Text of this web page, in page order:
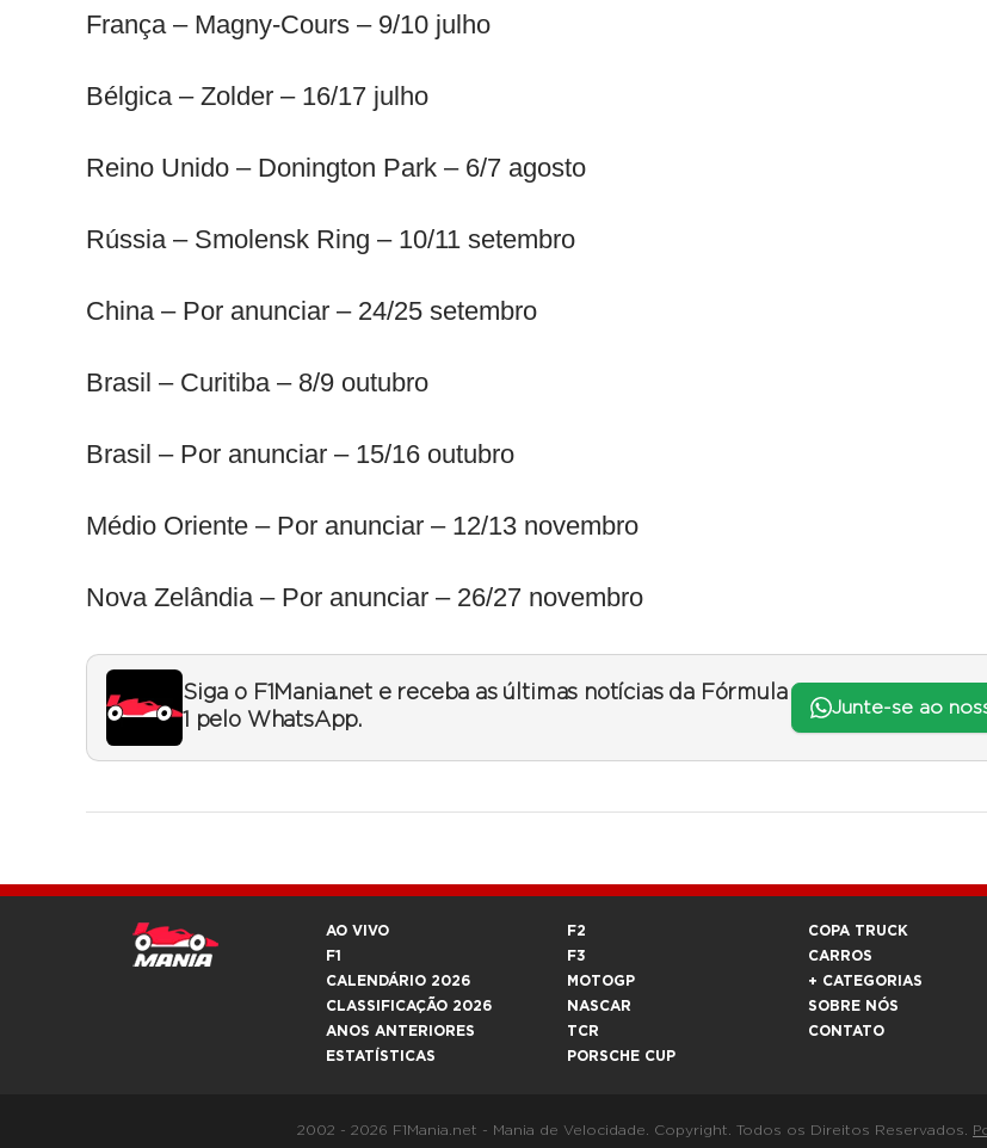
França – Magny-Cours – 9/10 julho
Bélgica – Zolder – 16/17 julho
Reino Unido – Donington Park – 6/7 agosto
Rússia – Smolensk Ring – 10/11 setembro
China – Por anunciar – 24/25 setembro
Brasil – Curitiba – 8/9 outubro
Brasil – Por anunciar – 15/16 outubro
Médio Oriente – Por anunciar – 12/13 novembro
Nova Zelândia – Por anunciar – 26/27 novembro
Siga o F1Mania.net e receba as últimas notícias da Fórmula
1 pelo WhatsApp.
Junte-se ao
AO VIVO
F1
CALENDÁRIO 2026
CLASSIFICAÇÃO 2026
ANOS ANTERIORES
ESTATÍSTICAS
F2
F3
MOTOGP
NASCAR
TCR
PORSCHE CUP
COPA TRUCK
CARROS
+ CATEGORIAS
SOBRE NÓS
CONTATO
2002 - 2026 F1Mania.net - Mania de Velocidade. Copyright. Todos os Direitos Reservados.